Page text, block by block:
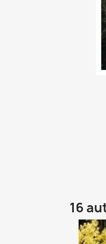
16